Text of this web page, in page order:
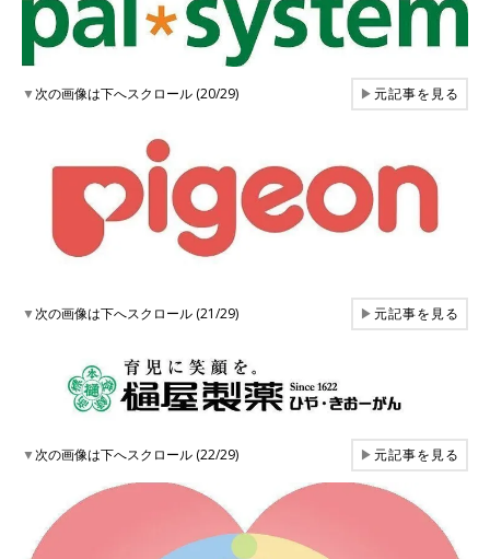
▼次の画像は下へスクロール (20/29) ▶元記事を見る
▼次の画像は下へスクロール (21/29) ▶元記事を見る
▼次の画像は下へスクロール (22/29) ▶元記事を見る